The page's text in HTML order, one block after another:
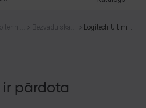
tehnik
Bezvadu skaļr
Logitech Ultimat
ir pārdota